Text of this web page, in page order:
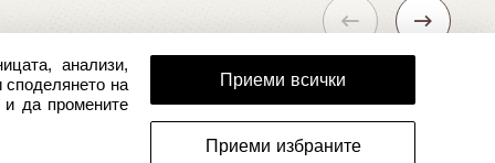
анализи,
споделянето на
и да промените
Приеми всички
Приеми избраните